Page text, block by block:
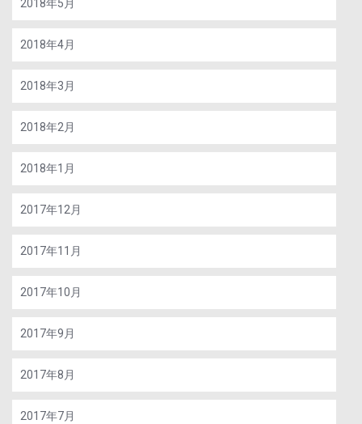
2018年5月
2018年4月
2018年3月
2018年2月
2018年1月
2017年12月
2017年11月
2017年10月
2017年9月
2017年8月
2017年7月